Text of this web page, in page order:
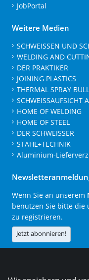
JobPortal
Weitere Medien
SCHWEISSEN UND
WELDING AND
DER PRAKTIKER
JOINING PLASTICS
THERMAL SPRAY
SCHWEISSAUFSICHT
HOME OF WELDING
HOME OF STEEL
DER SCHWEISSER
STAHL+TECHNIK
Aluminium-
Wenn Sie an unserem
benutzen Sie bitte die
zu registrieren.
Jetzt abonnieren!
Die DVS Media